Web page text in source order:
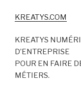
KREATYS.COM
KREATYS
D’ENTREPRISE
POUR EN FAIRE
MÉTIERS.